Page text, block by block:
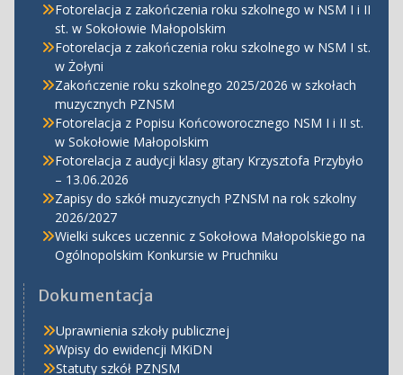
Fotorelacja z zakończenia roku szkolnego w NSM I i II
st. w Sokołowie Małopolskim
Fotorelacja z zakończenia roku szkolnego w NSM I st.
w Żołyni
Zakończenie roku szkolnego 2025/2026 w szkołach
muzycznych PZNSM
Fotorelacja z Popisu Końcoworocznego NSM I i II st.
w Sokołowie Małopolskim
Fotorelacja z audycji klasy gitary Krzysztofa Przybyło
– 13.06.2026
Zapisy do szkół muzycznych PZNSM na rok szkolny
2026/2027
Wielki sukces uczennic z Sokołowa Małopolskiego na
Ogólnopolskim Konkursie w Pruchniku
Dokumentacja
Uprawnienia szkoły publicznej
Wpisy do ewidencji MKiDN
Statuty szkół PZNSM